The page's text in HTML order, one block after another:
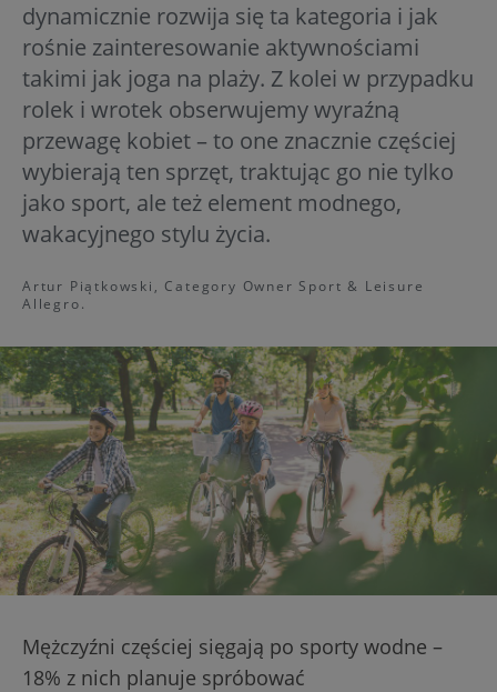
dynamicznie rozwija się ta kategoria i jak
rośnie zainteresowanie aktywnościami
takimi jak joga na plaży. Z kolei w przypadku
rolek i wrotek obserwujemy wyraźną
przewagę kobiet – to one znacznie częściej
wybierają ten sprzęt, traktując go nie tylko
jako sport, ale też element modnego,
wakacyjnego stylu życia.
Artur Piątkowski, Category Owner Sport & Leisure
Allegro.
Mężczyźni częściej sięgają po sporty wodne –
18% z nich planuje spróbować